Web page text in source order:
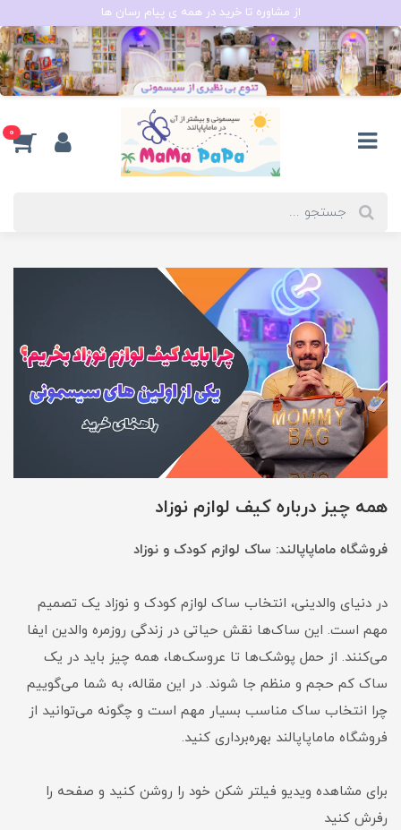
از مشاوره تا خرید در همه ی پیام رسان ها
0
همه چیز درباره کیف لوازم نوزاد
فروشگاه ماماپاپالند: ساک لوازم کودک و نوزاد
در دنیای والدینی، انتخاب ساک لوازم کودک و نوزاد یک تصمیم
مهم است. این ساک‌ها نقش حیاتی در زندگی روزمره والدین ایفا
می‌کنند. از حمل پوشک‌ها تا عروسک‌ها، همه چیز باید در یک
ساک کم حجم و منظم جا شوند. در این مقاله، به شما می‌گوییم
چرا انتخاب ساک مناسب بسیار مهم است و چگونه می‌توانید از
فروشگاه ماماپاپالند بهره‌برداری کنید.
برای مشاهده ویدیو فیلتر شکن خود را روشن کنید و صفحه را
رفرش کنید